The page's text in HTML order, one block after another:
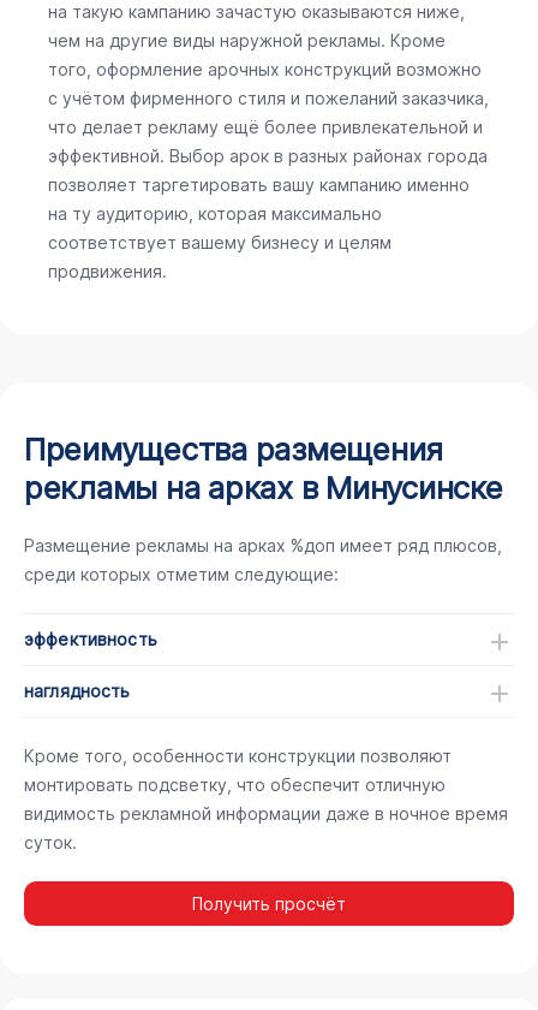
на такую кампанию зачастую оказываются ниже,
чем на другие виды наружной рекламы. Кроме
того, оформление арочных конструкций возможно
с учётом фирменного стиля и пожеланий заказчика,
что делает рекламу ещё более привлекательной и
эффективной. Выбор арок в разных районах города
позволяет таргетировать вашу кампанию именно
на ту аудиторию, которая максимально
соответствует вашему бизнесу и целям
продвижения.
Преимущества размещения
рекламы на арках в Минусинске
Размещение рекламы на арках %доп имеет ряд плюсов,
среди которых отметим следующие:
эффективность
наглядность
Кроме того, особенности конструкции позволяют
монтировать подсветку, что обеспечит отличную
видимость рекламной информации даже в ночное время
суток.
Получить просчёт